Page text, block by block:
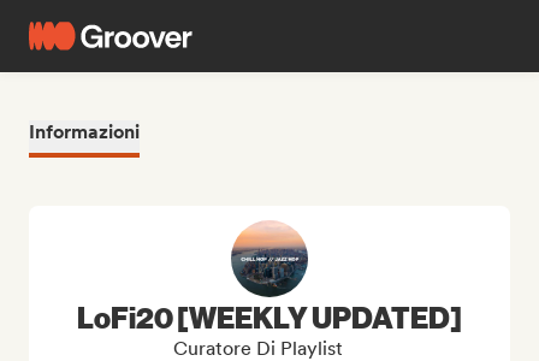
Informazioni
LoFi20 [WEEKLY UPDATED]
Curatore Di Playlist